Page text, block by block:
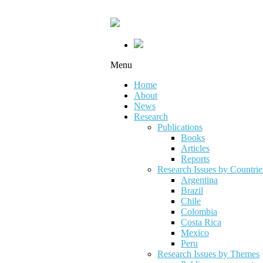
Menu
Home
About
News
Research
Publications
Books
Articles
Reports
Research Issues by
Argentina
Brazil
Chile
Colombia
Costa Rica
Mexico
Peru
Research Issues by Themes